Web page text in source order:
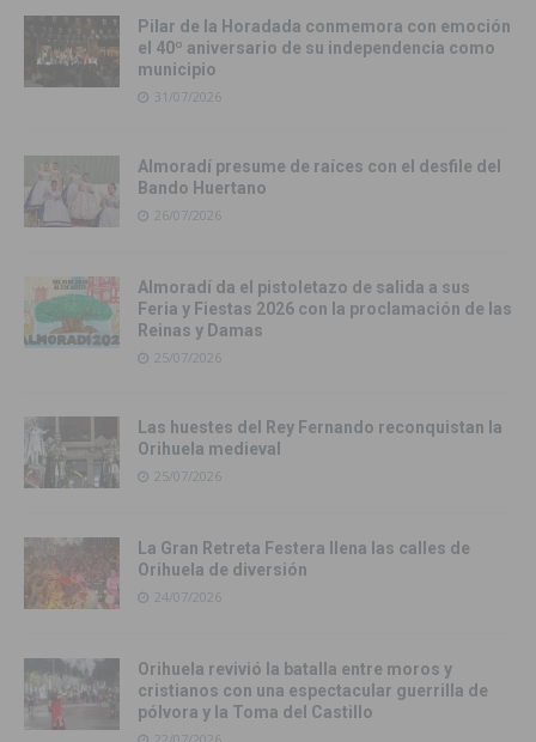
Pilar de la Horadada conmemora con emoción
el 40º aniversario de su independencia como
municipio
31/07/2026
Almoradí presume de raíces con el desfile del
Bando Huertano
26/07/2026
Almoradí da el pistoletazo de salida a sus
Feria y Fiestas 2026 con la proclamación de las
Reinas y Damas
25/07/2026
Las huestes del Rey Fernando reconquistan la
Orihuela medieval
25/07/2026
La Gran Retreta Festera llena las calles de
Orihuela de diversión
24/07/2026
Orihuela revivió la batalla entre moros y
cristianos con una espectacular guerrilla de
pólvora y la Toma del Castillo